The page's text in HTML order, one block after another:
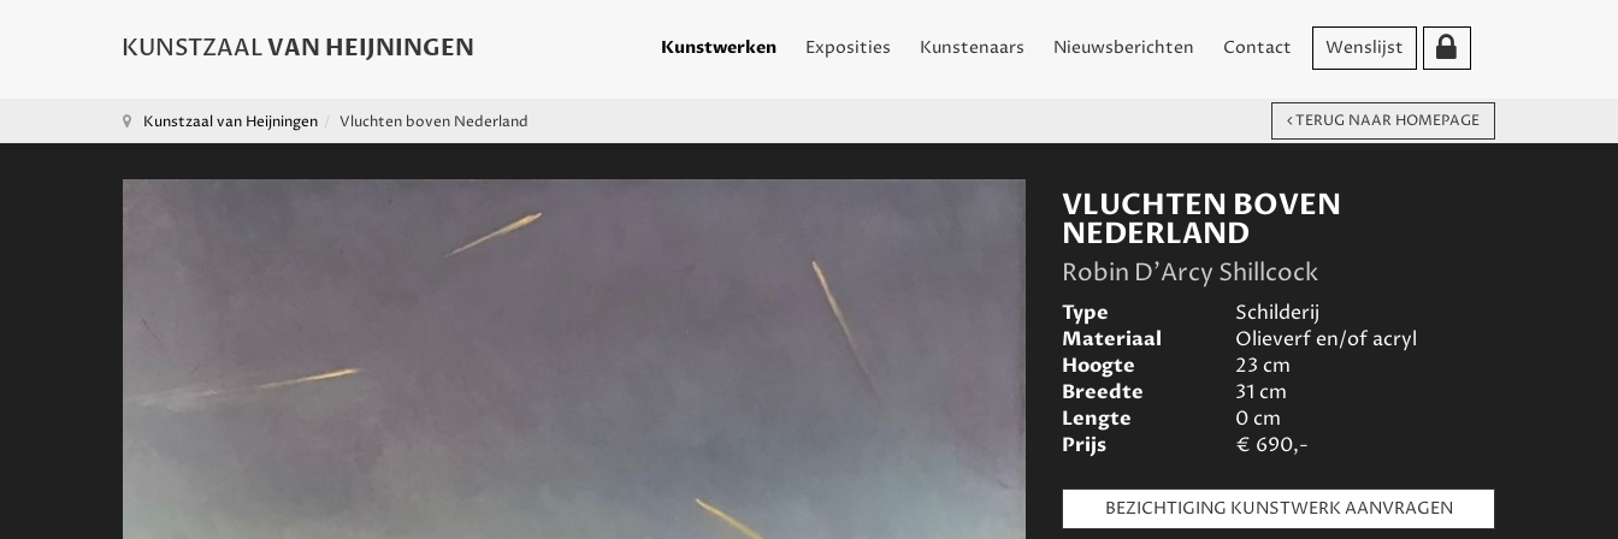
Kunstwerken Exposities Kunstenaars Nieuwsberichten Contact Wenslijst
Kunstzaal van Heijningen Vluchten boven Nederland TERUG NAAR HOMEPAGE
VLUCHTEN BOVEN
NEDERLAND
Robin D'Arcy Shillcock
Type
Schilderij
Materiaal
Olieverf en/of acryl
Hoogte
23 cm
Breedte
31 cm
Lengte
0cm
Prijs
€ 690,-
BEZICHTIGING KUNSTWERK AANVRAGEN